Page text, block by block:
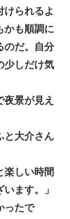
けられるよ
かも順調に
のだ。自分
少しだけ気
景が見え
と大介さん
楽しい時間
ます。」
ったで